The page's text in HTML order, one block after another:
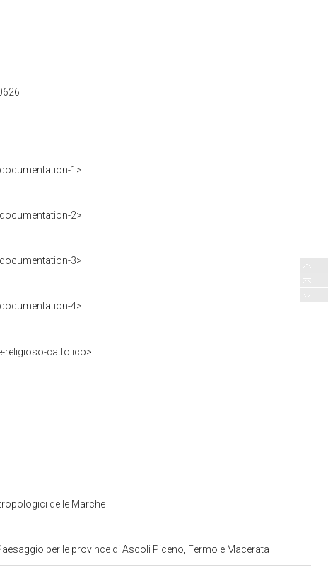
1>
2>
3>
4>
religioso-cattolico>
delle Marche
per le province di Ascoli Piceno, Fermo e Macerata